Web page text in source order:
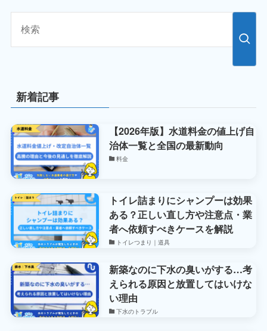
新着記事
【2026年版】水道料金の値上げ自
治体一覧と全国の最新動向
料金
トイレ詰まりにシャンプーは効果
ある？正しい直し方や注意点・業
者へ依頼すべきケースを解説
トイレつまり｜道具
新築なのに下水の臭いがする…考
えられる原因と放置してはいけな
い理由
下水のトラブル